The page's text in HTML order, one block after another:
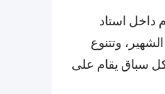
رمضان للسيدات 2025، والتي ستقام داخل استاد
وتتنوع
دقائق للأطفال الصغار. كل سباق يقام على